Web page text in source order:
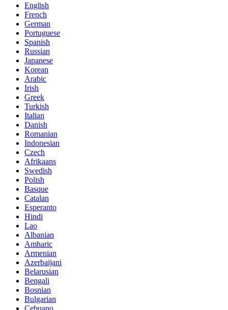
English
French
German
Portuguese
Spanish
Russian
Japanese
Korean
Arabic
Irish
Greek
Turkish
Italian
Danish
Romanian
Indonesian
Czech
Afrikaans
Swedish
Polish
Basque
Catalan
Esperanto
Hindi
Lao
Albanian
Amharic
Armenian
Azerbaijani
Belarusian
Bengali
Bosnian
Bulgarian
Cebuano